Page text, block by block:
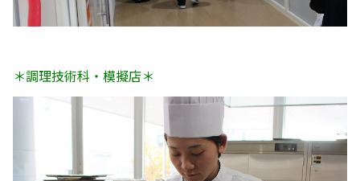
＊調理技術科・模擬店＊